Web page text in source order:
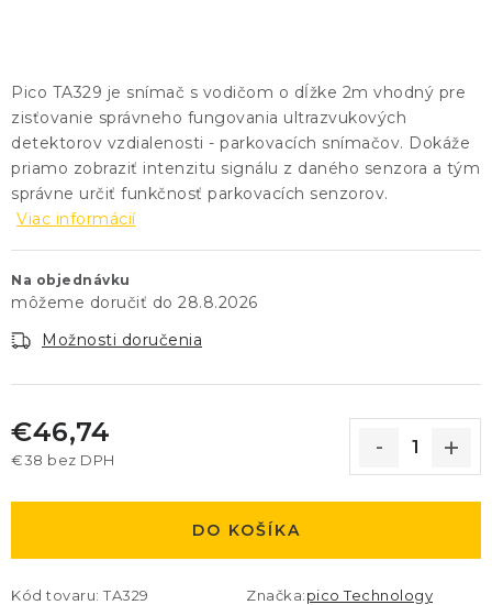
Pico TA329 je snímač s vodičom o dĺžke 2m vhodný pre
zisťovanie správneho fungovania ultrazvukových
detektorov vzdialenosti - parkovacích snímačov. Dokáže
priamo zobraziť intenzitu signálu z daného senzora a tým
správne určiť funkčnosť parkovacích senzorov.
Viac informácií
Na objednávku
28.8.2026
Možnosti doručenia
€46,74
€38 bez DPH
DO KOŠÍKA
Kód tovaru: TA329 Značka:pico Technology